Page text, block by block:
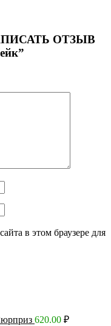
ОТЗЫВ
в этом браузере для
620.00 ₽